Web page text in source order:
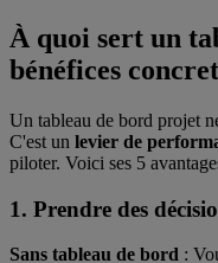
À quoi sert un
bénéfices
Un tableau de bord projet
C'est un levier de
piloter. Voici ses 5
1. Prendre des
Sans tableau de bord :